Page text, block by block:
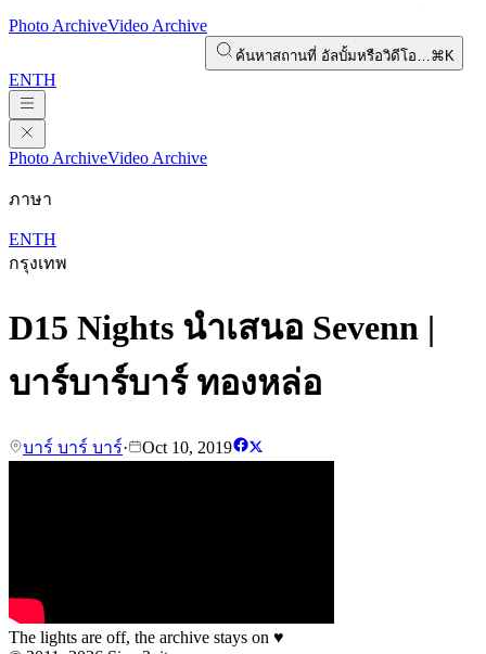
Photo ArchiveVideo Archive
ค้นหาสถานที่ อัลบั้มหรือวิดีโอ…⌘K
ENTH
Photo ArchiveVideo Archive
ภาษา
ENTH
กรุงเทพ
D15 Nights นำเสนอ Sevenn |
บาร์บาร์บาร์ ทองหล่อ
บาร์ บาร์ บาร์· Oct 10, 2019
The lights are off, the archive stays on ♥